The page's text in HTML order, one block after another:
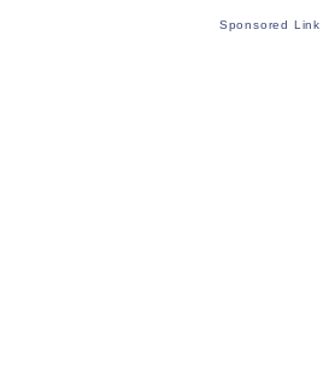
Sponsored Link